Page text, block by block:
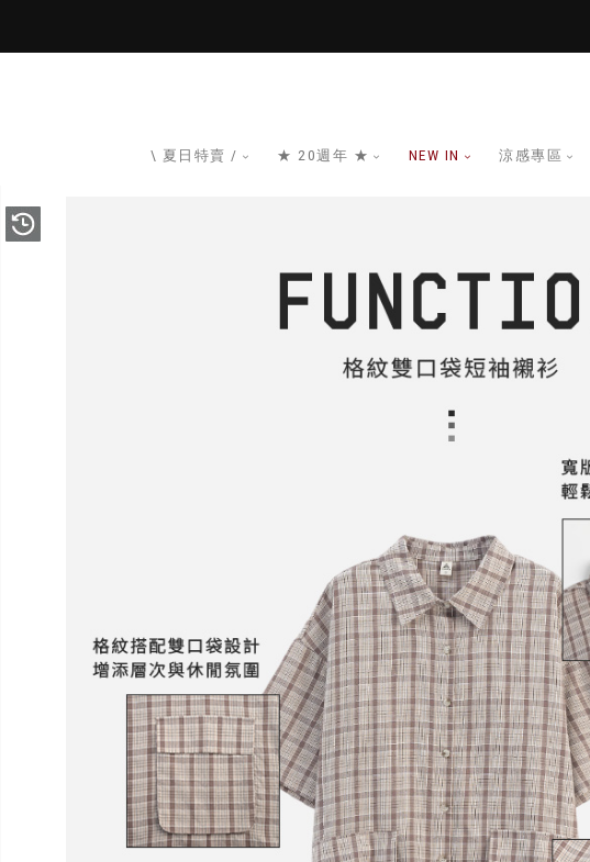
\ 夏日特賣 / ★ 20週年 ★ NEW IN 涼感專區